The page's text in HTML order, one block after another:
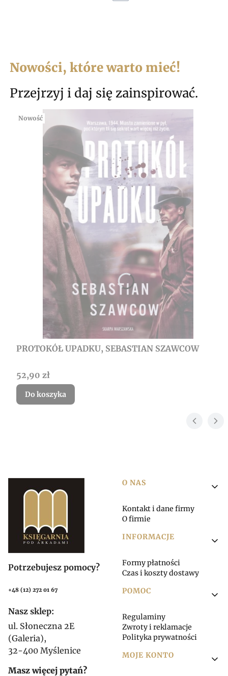
Nowości, które warto mieć!
Przejrzyj i daj się zainspirować.
Nowość
PROTOKÓŁ UPADKU, SEBASTIAN SZAWCOW
Cena
52,90 zł
Do koszyka
Potrzebujesz pomocy?
+48 (12) 272 01 67
Nasz sklep:
ul. Słoneczna 2E
(Galeria),
32-400 Myślenice
Masz więcej pytań?
Linki w stopce
O NAS
Kontakt i dane firmy
O firmie
INFORMACJE
Formy płatności
Czas i koszty dostawy
POMOC
Regulaminy
Zwroty i reklamacje
Polityka prywatności
MOJE KONTO